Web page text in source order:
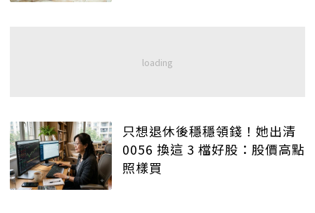
只想退休後穩穩領錢！她出清
0056 換這 3 檔好股：股價高點
照樣買